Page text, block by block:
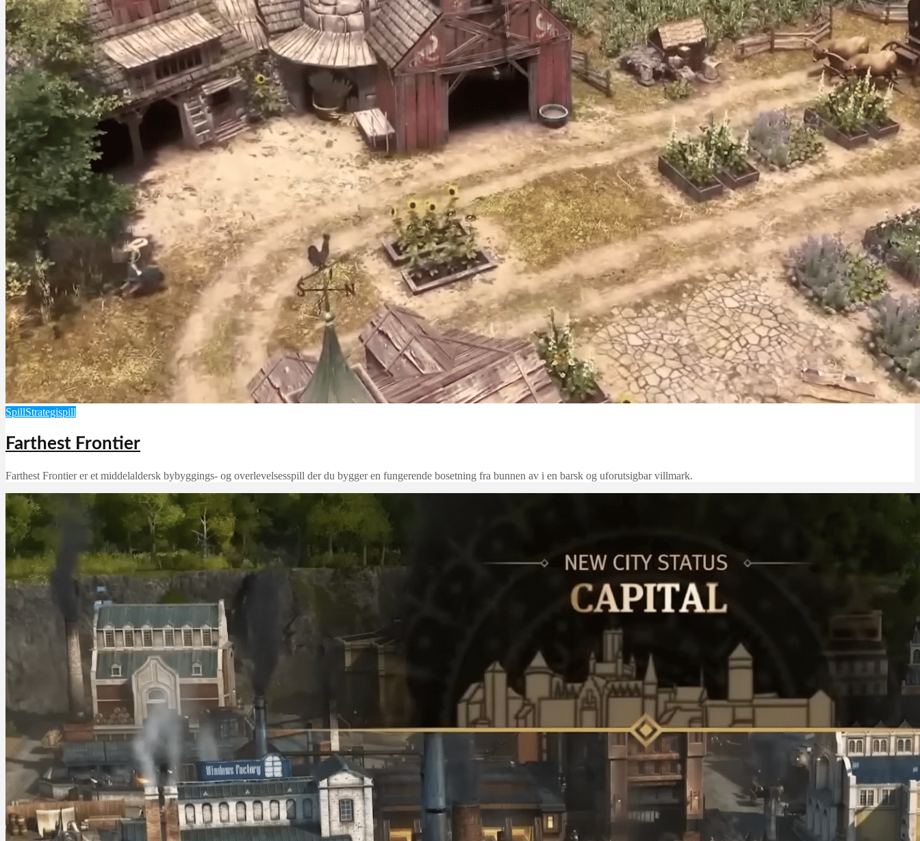
Abandonware og gamle spillEventyrspill Spill
Quest for Glory – So You Want To Be A Hero
Martin Jørgensen
september 21, 2025
SpillStrategispill
Farthest Frontier
Farthest Frontier er et middelaldersk bybyggings- og overlevelsesspill der du bygger en fungerende bosetning fra bunnen av i en barsk og uforutsigbar villmark.